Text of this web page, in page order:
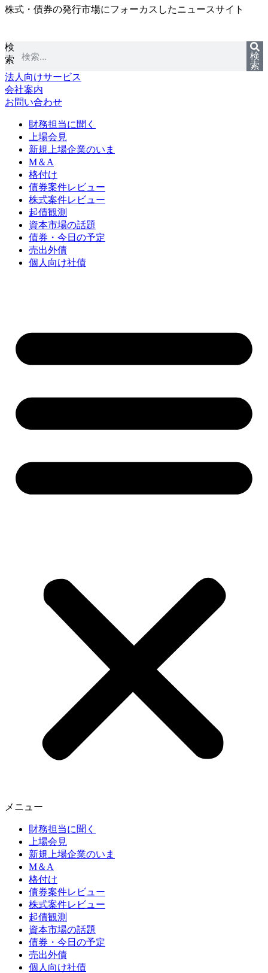
コ
ン
ツ
に
ス
キ
ッ
株式・債券の発行市場にフォーカスしたニュースサイト
検
索
検
索
法人向けサービス
会社案内
お問い合わせ
財務担当に聞く
上場会見
新規上場企業のいま
M＆A
格付け
債券案件レビュー
株式案件レビュー
起債観測
資本市場の話題
債券・今日の予定
売出外債
個人向け社債
メニュー
財務担当に聞く
上場会見
新規上場企業のいま
M＆A
格付け
債券案件レビュー
株式案件レビュー
起債観測
資本市場の話題
債券・今日の予定
売出外債
個人向け社債